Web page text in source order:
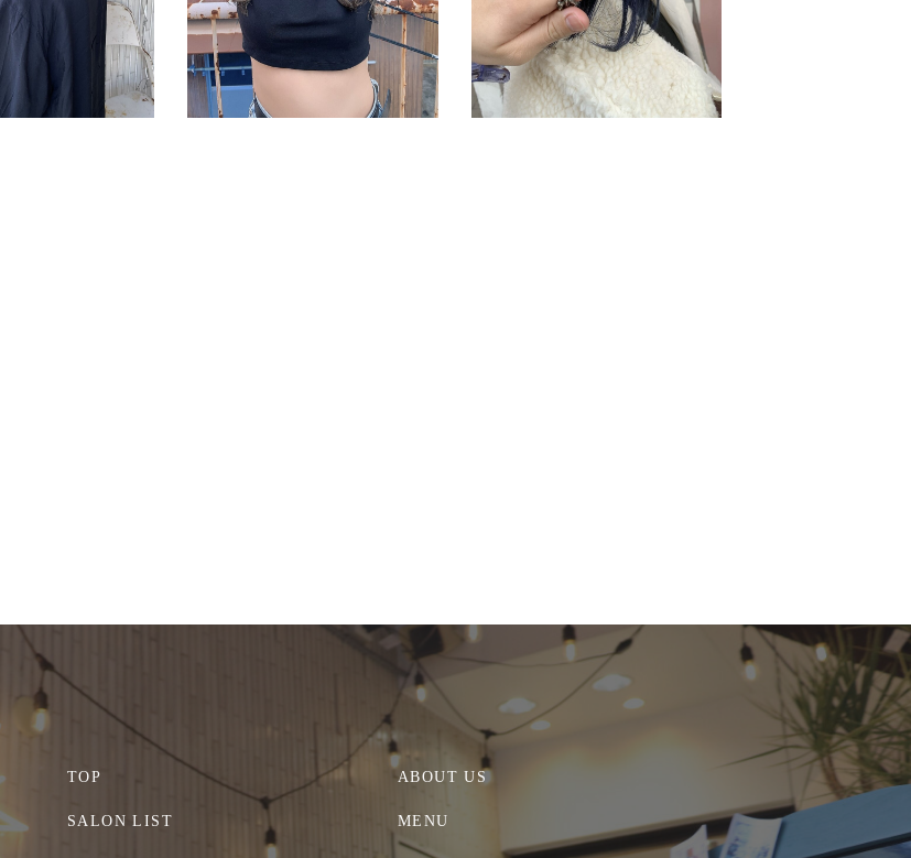
TOP ABOUT US
SALON LIST MENU